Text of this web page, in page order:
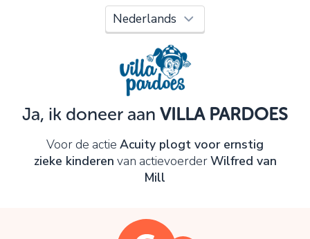
Ja, ik doneer aan VILLA PARDOES
Voor de actie Acuity plogt voor ernstig
zieke kinderen van actievoerderWilfred van
Mill
Oeps!
Je kunt nog niet verder vanwege:
Controleer en verbeter je invoer en probeer het
OK